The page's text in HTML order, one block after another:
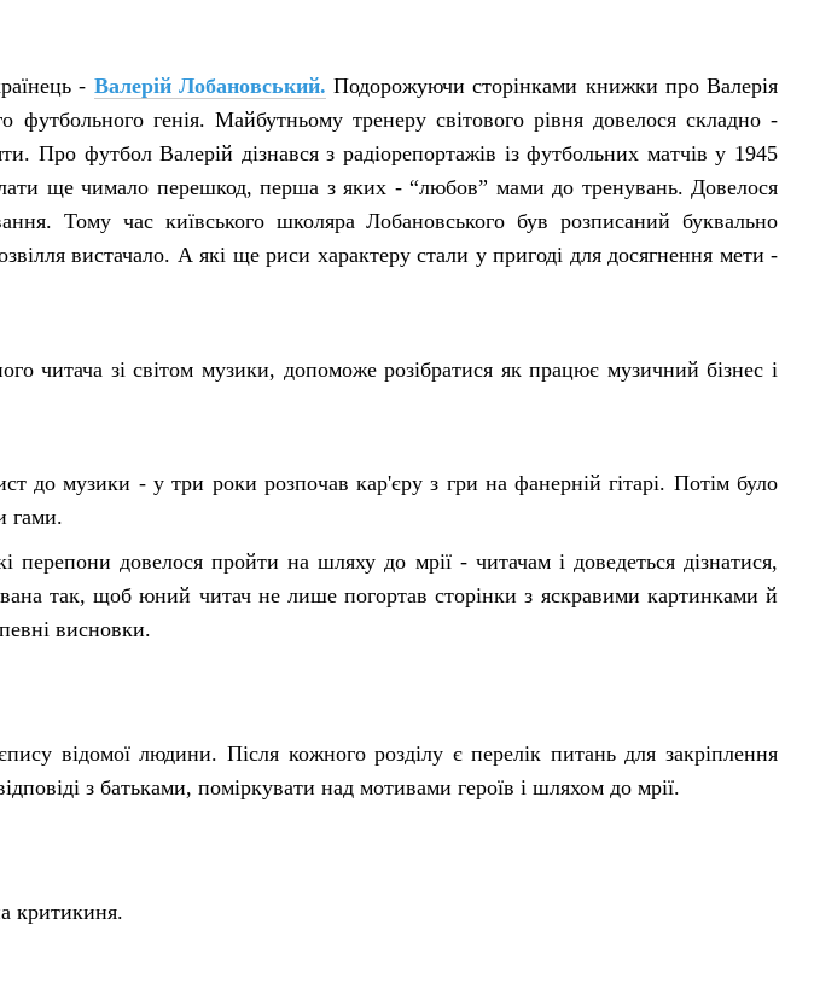
- Валерій Лобановський. Подорожуючи сторінками книжки про Валерія
футбольного генія. Майбутньому тренеру світового рівня довелося складно -
футбол Валерій дізнався з радіорепортажів із футбольних матчів у 1945
ще чимало перешкод, перша з яких - “любов” мами до тренувань. Довелося
Тому час київського школяра Лобановського був розписаний буквально
вистачало. А які ще риси характеру стали у пригоді для досягнення мети -
читача зі світом музики, допоможе розібратися як працює музичний бізнес і
до музики - у три роки розпочав кар'єру з гри на фанерній гітарі. Потім було
гами.
довелося пройти на шляху до мрії - читачам і доведеться дізнатися,
так, щоб юний читач не лише погортав сторінки з яскравими картинками й
висновки.
відомої людини. Після кожного розділу є перелік питань для закріплення
з батьками, поміркувати над мотивами героїв і шляхом до мрії.
критикиня.